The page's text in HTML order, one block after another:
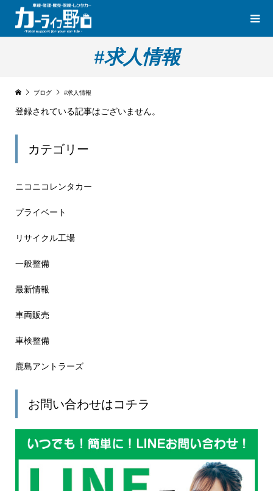
#求人情報
ブログ #求人情報
登録されている記事はございません。
カテゴリー
ニコニコレンタカー
プライベート
リサイクル工場
一般整備
最新情報
車両販売
車検整備
鹿島アントラーズ
お問い合わせはコチラ